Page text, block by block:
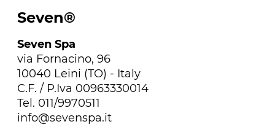
Seven®
Seven Spa
via Fornacino, 96
10040 Leini (TO) - Italy
C.F. / P.Iva 00963330014
Tel. 011/9970511
info@sevenspa.it